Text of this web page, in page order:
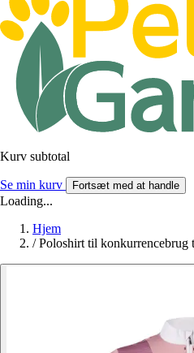
Kurv subtotal
Se min kurv Fortsæt med at handle
Loading...
Hjem
/ Poloshirt til